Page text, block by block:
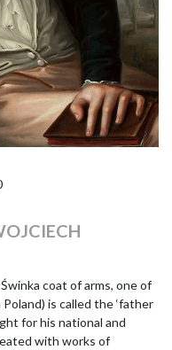
coat of arms, one of
is called the ‘father
for his national and
with works of